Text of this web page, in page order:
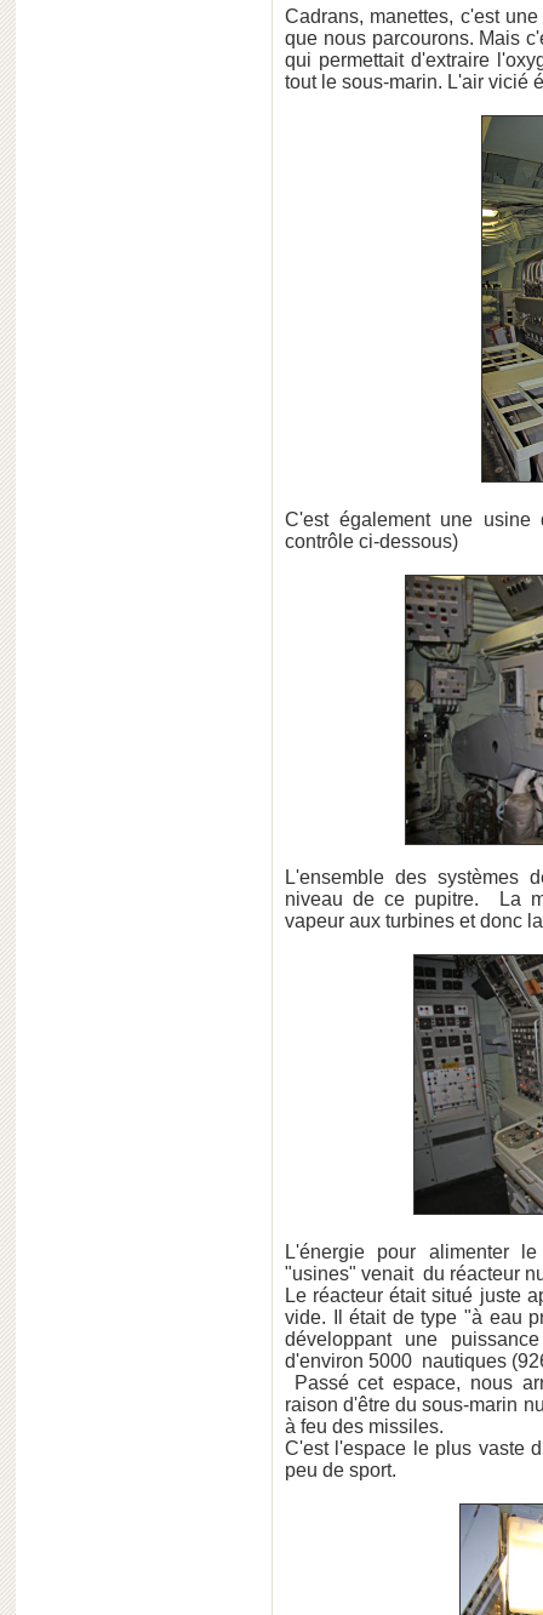
Cadrans, manettes, c'est
que nous parcourons. Mais
qui permettait d'extraire
tout le sous-marin. L'air vicié
C'est également une usine
contrôle ci-dessous)
L'ensemble des systèmes
niveau de ce pupitre. La
vapeur aux turbines et donc
L'énergie pour alimenter
"usines" venait du réacteur
Le réacteur était situé juste
vide. Il était de type "à eau
développant une
d'environ 5000 nautiques
Passé cet espace, nous
raison d'être du sous-marin
à feu des missiles.
C'est l'espace le plus vaste
peu de sport.